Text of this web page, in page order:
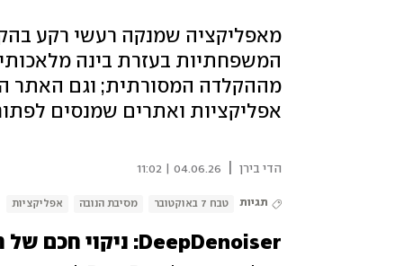
מאפליקציה שמנקה רעשי רקע
המשפחתיות בעזרת בינה
מההקלדה המסורתית; וגם האתר
אפליקציות ואתרים שמנסים
הדי בירן 04.06.26 | 11:02
תגיות טבח 7 באוקטובר מסיבת הנובה אפליקציות
DeepDenoiser: ניקוי חכם של רעשי רקע